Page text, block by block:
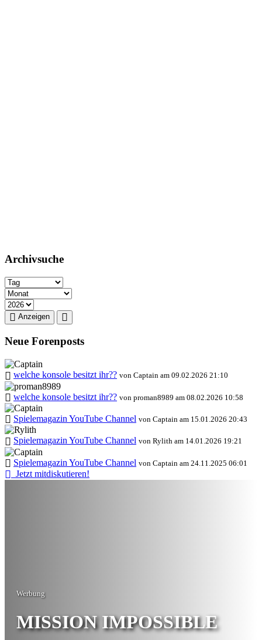
Archivsuche
Anzeigen
Neue Forenposts
welche konsole besitzt ihr?? von Captain am 09.02.2026 21:10
welche konsole besitzt ihr?? von proman8989 am 08.02.2026 10:58
Spielemagazin YouTube Channel von Captain am 15.01.2026 20:43
Spielemagazin YouTube Channel von Rylith am 14.01.2026 19:21
Spielemagazin YouTube Channel von Captain am 24.11.2025 06:01
Jetzt mitdiskutieren!
Werbung
MISSION IMPOSSIBLE